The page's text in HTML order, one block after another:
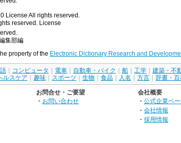
License All rights reserved.
reserved. License
集部編
property of the Electronic Dictionary Research and
コンピュータ 電車 自動車・バイク 船 工学 建築・不
ルスケア 趣味 スポーツ 生物 食品 人名 方言 辞書・
お問合せ・ご要望
・ お問い合わせ
会社概要
・ 公式企業ペ
・ 会社情報
・ 採用情報